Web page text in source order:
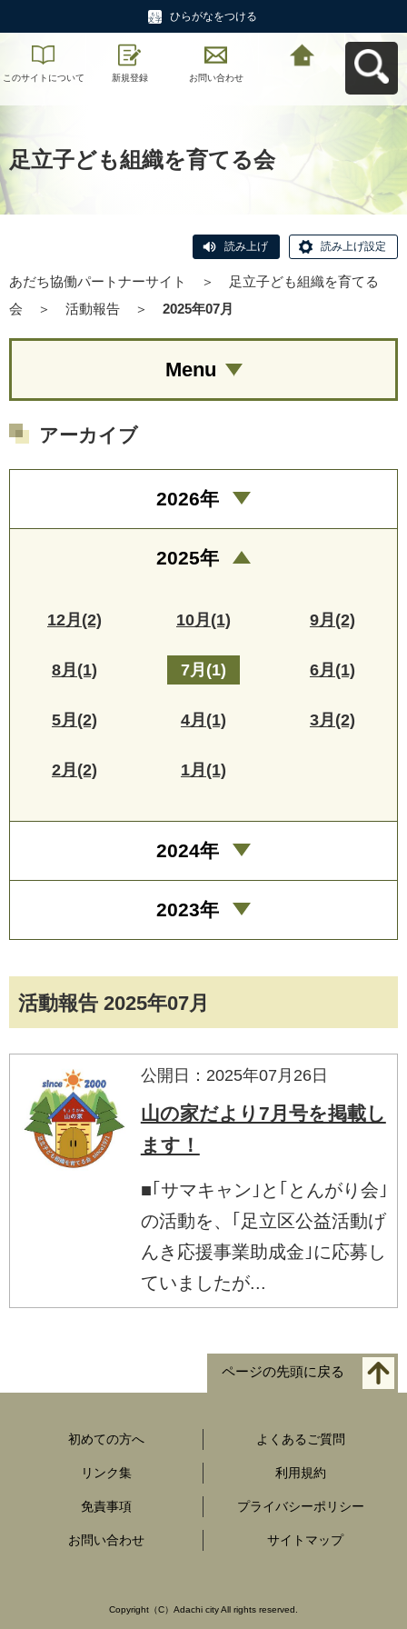
ひらがなをつける
このサイトについて 新規登録 お問い合わせ
足立子ども組織を育てる会
読み上げ 読み上げ設定
あだち協働パートナーサイト ＞
足立子ども組織を育てる
会
＞ 活動報告 ＞ 2025年07月
活動報告 2025年07月
公開日：2025年07月26日
山の家だより7月号を掲載し
ます！
■｢サマキャン｣と｢とんがり会｣
の活動を、｢足立区公益活動げ
んき応援事業助成金｣に応募し
ていましたが...
Menu
アーカイブ
2026年
2025年
12月(2) 10月(1) 9月(2)
8月(1) 7月(1) 6月(1)
5月(2) 4月(1) 3月(2)
2月(2) 1月(1)
2024年
2023年
ページの先頭に戻る
初めての方へ よくあるご質問
リンク集 利用規約
免責事項 プライバシーポリシー
お問い合わせ サイトマップ
Copyright（C）Adachi city All rights reserved.